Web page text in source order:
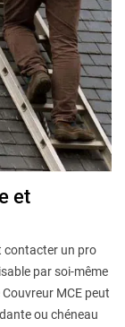
et
contacter un pro
par soi-même
MCE peut
ou chéneau